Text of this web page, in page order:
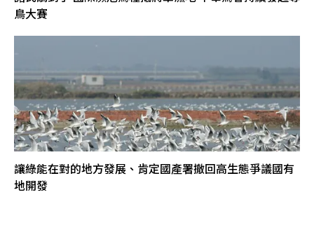
鳥大賽
讓綠能在對的地方發展、肯定國產署撤回高生態爭議國有
地開發